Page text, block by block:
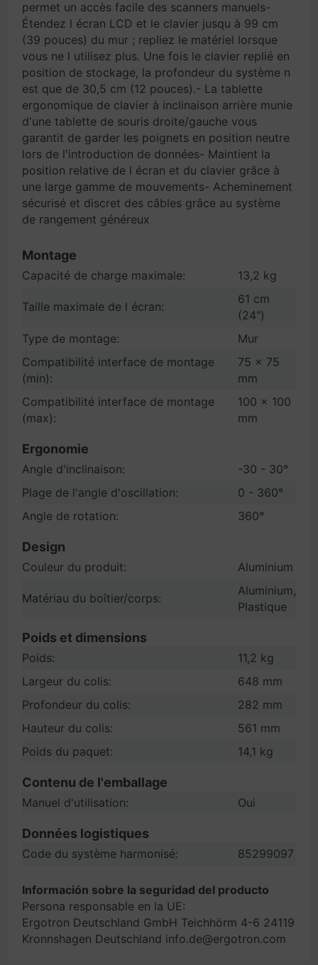
permet un accès facile des scanners manuels-
Étendez l écran LCD et le clavier jusqu à 99 cm
(39 pouces) du mur ; repliez le matériel lorsque
vous ne l utilisez plus. Une fois le clavier replié en
position de stockage, la profondeur du système n
est que de 30,5 cm (12 pouces).- La tablette
ergonomique de clavier à inclinaison arrière munie
d'une tablette de souris droite/gauche vous
garantit de garder les poignets en position neutre
lors de l'introduction de données- Maintient la
position relative de l écran et du clavier grâce à
une large gamme de mouvements- Acheminement
sécurisé et discret des câbles grâce au système
de rangement généreux
Montage
Capacité de charge maximale: 13,2 kg
Taille maximale de l écran:
61 cm
(24")
Type de montage:
Mur
Compatibilité interface de montage
(min):
75 x 75
mm
Compatibilité interface de montage
(max):
100 x 100
mm
Ergonomie
Angle d'inclinaison:
-30 - 30°
Plage de l'angle d'oscillation:
0 - 360°
Angle de rotation:
360°
Design
Couleur du produit: Aluminium
Matériau du boîtier/corps:
Aluminium,
Plastique
Poids et dimensions
Poids:
11,2 kg
Largeur du colis:
648 mm
Profondeur du colis:
282 mm
Hauteur du colis:
561 mm
Poids du paquet:
14,1 kg
Contenu de l'emballage
Manuel d'utilisation: Oui
Données logistiques
Code du système harmonisé: 85299097
Información sobre la seguridad del producto
Persona responsable en la UE:
Ergotron Deutschland GmbH Teichhörm 4-6 24119
Kronnshagen Deutschland info.de@ergotron.com